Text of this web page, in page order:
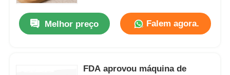
Melhor preço Falem agora.
FDA aprovou máquina de